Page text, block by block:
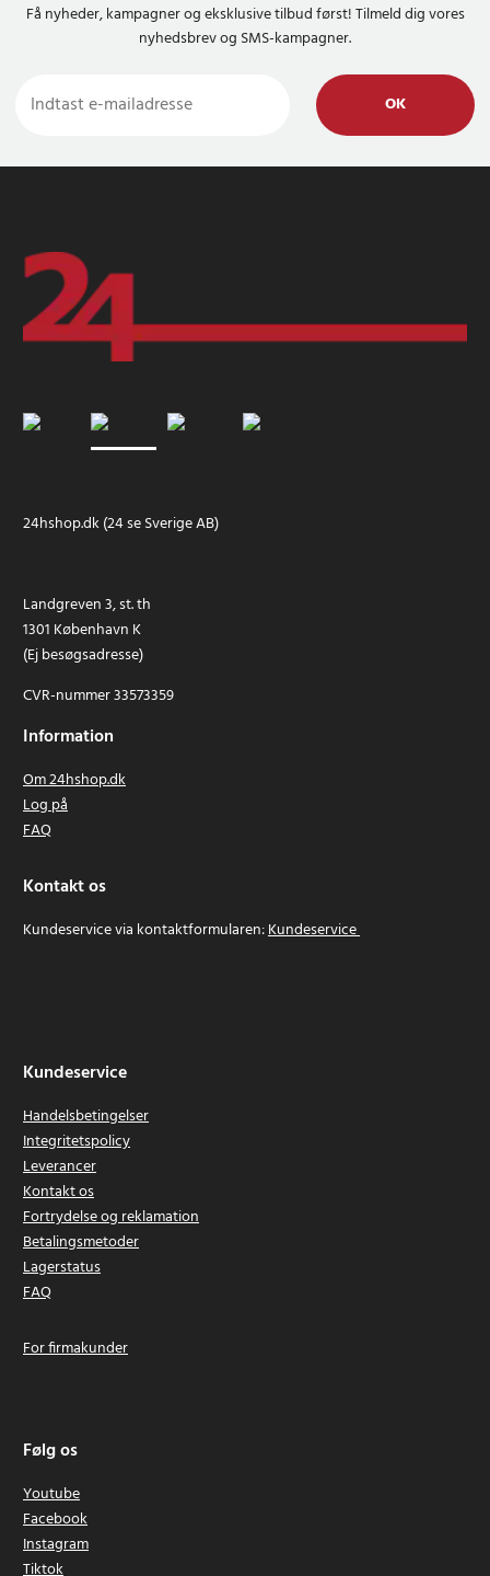
Få nyheder, kampagner og eksklusive tilbud først! Tilmeld dig vores
nyhedsbrev og SMS-kampagner.
OK
24hshop.dk (24 se Sverige AB)
Landgreven 3, st. th
1301 København K
(Ej besøgsadresse)
CVR-nummer 33573359
Information
Om 24hshop.dk
Log på
FAQ
Kontakt os
Kundeservice via kontaktformularen:Kundeservice
Kundeservice
Handelsbetingelser
Integritetspolicy
Leverancer
Kontakt os
Fortrydelse og reklamation
Betalingsmetoder
Lagerstatus
FAQ
For firmakunder
Følg os
Youtube
Facebook
Instagram
Tiktok